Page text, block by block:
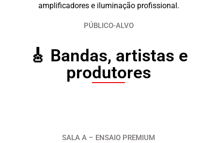
amplificadores e iluminação profissional.
PÚBLICO-ALVO
🎸 Bandas, artistas e
produtores
SALA A – ENSAIO PREMIUM